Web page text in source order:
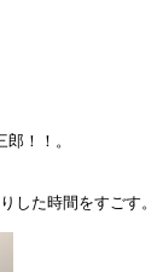
！！。
した時間をすごす。